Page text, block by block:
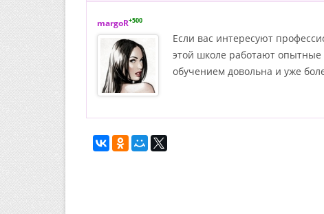
margoR+500
Если вас интересуют
этой школе работают
обучением довольна и уже